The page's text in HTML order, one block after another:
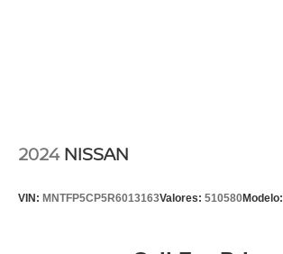
2024 NISSAN
VIN: MNTFP5CP5R6013163Valores: 510580Modelo: